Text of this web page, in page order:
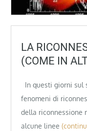
LA
(COME IN
In questi giorni sul
fenomeni di
della riconnessione
alcune linee